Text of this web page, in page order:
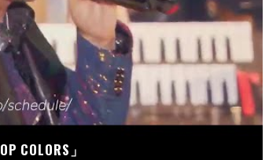
売の
07.19
07.12
COLORS」